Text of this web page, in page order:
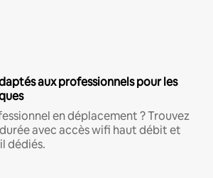
aux professionnels pour les
en déplacement ? Trouvez
avec accès wifi haut débit et
dédiés.